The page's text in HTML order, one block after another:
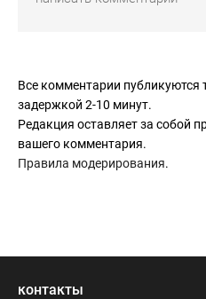
Все комментарии публикуются
задержкой 2-10 минут.
Редакция оставляет за собой
вашего комментария.
Правила модерирования.
контакты